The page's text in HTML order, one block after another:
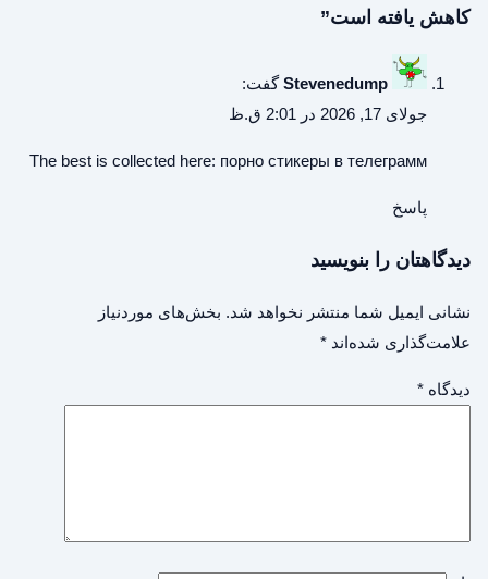
کاهش یافته است”
Stevenedump گفت:
جولای 17, 2026 در 2:01 ق.ظ
The best is collected here: порно стикеры в телеграмм
پاسخ
دیدگاهتان را بنویسید
نشانی ایمیل شما منتشر نخواهد شد. بخش‌های موردنیاز
علامت‌گذاری شده‌اند *
دیدگاه *